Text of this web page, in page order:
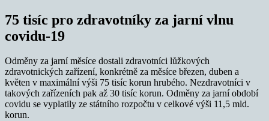
75 tisíc pro zdravotníky za jarní vlnu
covidu-19
Odměny za jarní měsíce dostali zdravotníci lůžkových
zdravotnických zařízení, konkrétně za měsíce březen, duben a
květen v maximální výši 75 tisíc korun hrubého. Nezdravotníci v
takových zařízeních pak až 30 tisíc korun. Odměny za jarní období
covidu se vyplatily ze státního rozpočtu v celkové výši 11,5 mld.
korun.